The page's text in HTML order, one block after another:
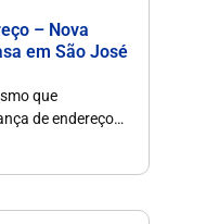
– Nova
em São José
que
de endereço…